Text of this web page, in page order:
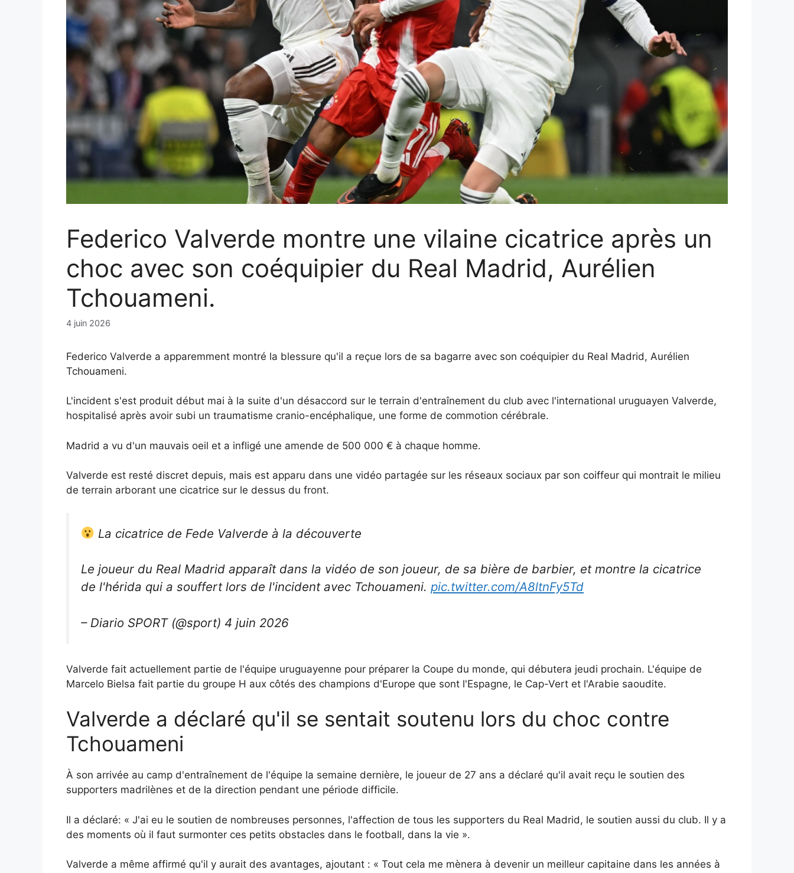
Federico Valverde montre une vilaine cicatrice après un
choc avec son coéquipier du Real Madrid, Aurélien
Tchouameni.
4 juin 2026
Federico Valverde a apparemment montré la blessure qu'il a reçue lors de sa bagarre avec son coéquipier du Real Madrid, Aurélien
Tchouameni.
L'incident s'est produit début mai à la suite d'un désaccord sur le terrain d'entraînement du club avec l'international uruguayen Valverde,
hospitalisé après avoir subi un traumatisme cranio-encéphalique, une forme de commotion cérébrale.
Madrid a vu d'un mauvais oeil et a infligé une amende de 500 000 € à chaque homme.
Valverde est resté discret depuis, mais est apparu dans une vidéo partagée sur les réseaux sociaux par son coiffeur qui montrait le milieu
de terrain arborant une cicatrice sur le dessus du front.
La cicatrice de Fede Valverde à la découverte
Le joueur du Real Madrid apparaît dans la vidéo de son joueur, de sa bière de barbier, et montre la cicatrice
de l'hérida qui a souffert lors de l'incident avec Tchouameni. pic.twitter.com/A8ltnFy5Td
– Diario SPORT (@sport) 4 juin 2026
Valverde fait actuellement partie de l'équipe uruguayenne pour préparer la Coupe du monde, qui débutera jeudi prochain. L'équipe de
Marcelo Bielsa fait partie du groupe H aux côtés des champions d'Europe que sont l'Espagne, le Cap-Vert et l'Arabie saoudite.
Valverde a déclaré qu'il se sentait soutenu lors du choc contre
Tchouameni
À son arrivée au camp d'entraînement de l'équipe la semaine dernière, le joueur de 27 ans a déclaré qu'il avait reçu le soutien des
supporters madrilènes et de la direction pendant une période difficile.
Il a déclaré: « J'ai eu le soutien de nombreuses personnes, l'affection de tous les supporters du Real Madrid, le soutien aussi du club. Il y a
des moments où il faut surmonter ces petits obstacles dans le football, dans la vie ».
Valverde a même affirmé qu'il y aurait des avantages, ajoutant : « Tout cela me mènera à devenir un meilleur capitaine dans les années à